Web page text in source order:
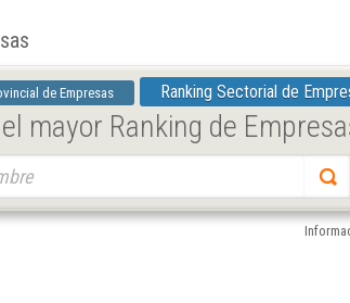
de Empresas Ranking Sectorial de
mayor Ranking de